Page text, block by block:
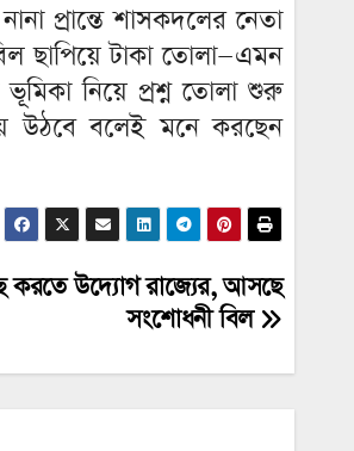
প্রান্তে শাসকদলের নেতা
ছাপিয়ে টাকা তোলা—এমন
নিয়ে প্রশ্ন তোলা শুরু
উঠবে বলেই মনে করছেন
করতে উদ্যোগ রাজ্যের, আসছে
সংশোধনী বিল